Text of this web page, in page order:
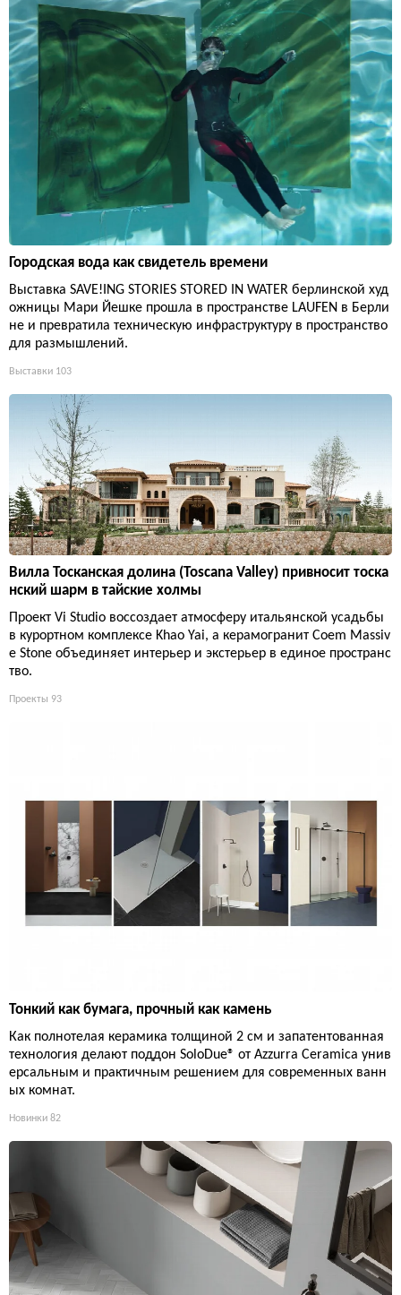
Городская вода как свидетель времени
Выставка SAVE!ING STORIES STORED IN WATER берлинской худ
ожницы Мари Йешке прошла в пространстве LAUFEN в Берли
не и превратила техническую инфраструктуру в пространство
для размышлений.
Выставки 103
Вилла Тосканская долина (Toscana Valley) привносит тоска
нский шарм в тайские холмы
Проект Vi Studio воссоздает атмосферу итальянской усадьбы
в курортном комплексе Khao Yai, а керамогранит Coem Massiv
e Stone объединяет интерьер и экстерьер в единое пространс
тво.
Проекты 93
Тонкий как бумага, прочный как камень
Как полнотелая керамика толщиной 2 см и запатентованная
технология делают поддон SoloDue® от Azzurra Ceramica унив
ерсальным и практичным решением для современных ванн
ых комнат.
Новинки 82